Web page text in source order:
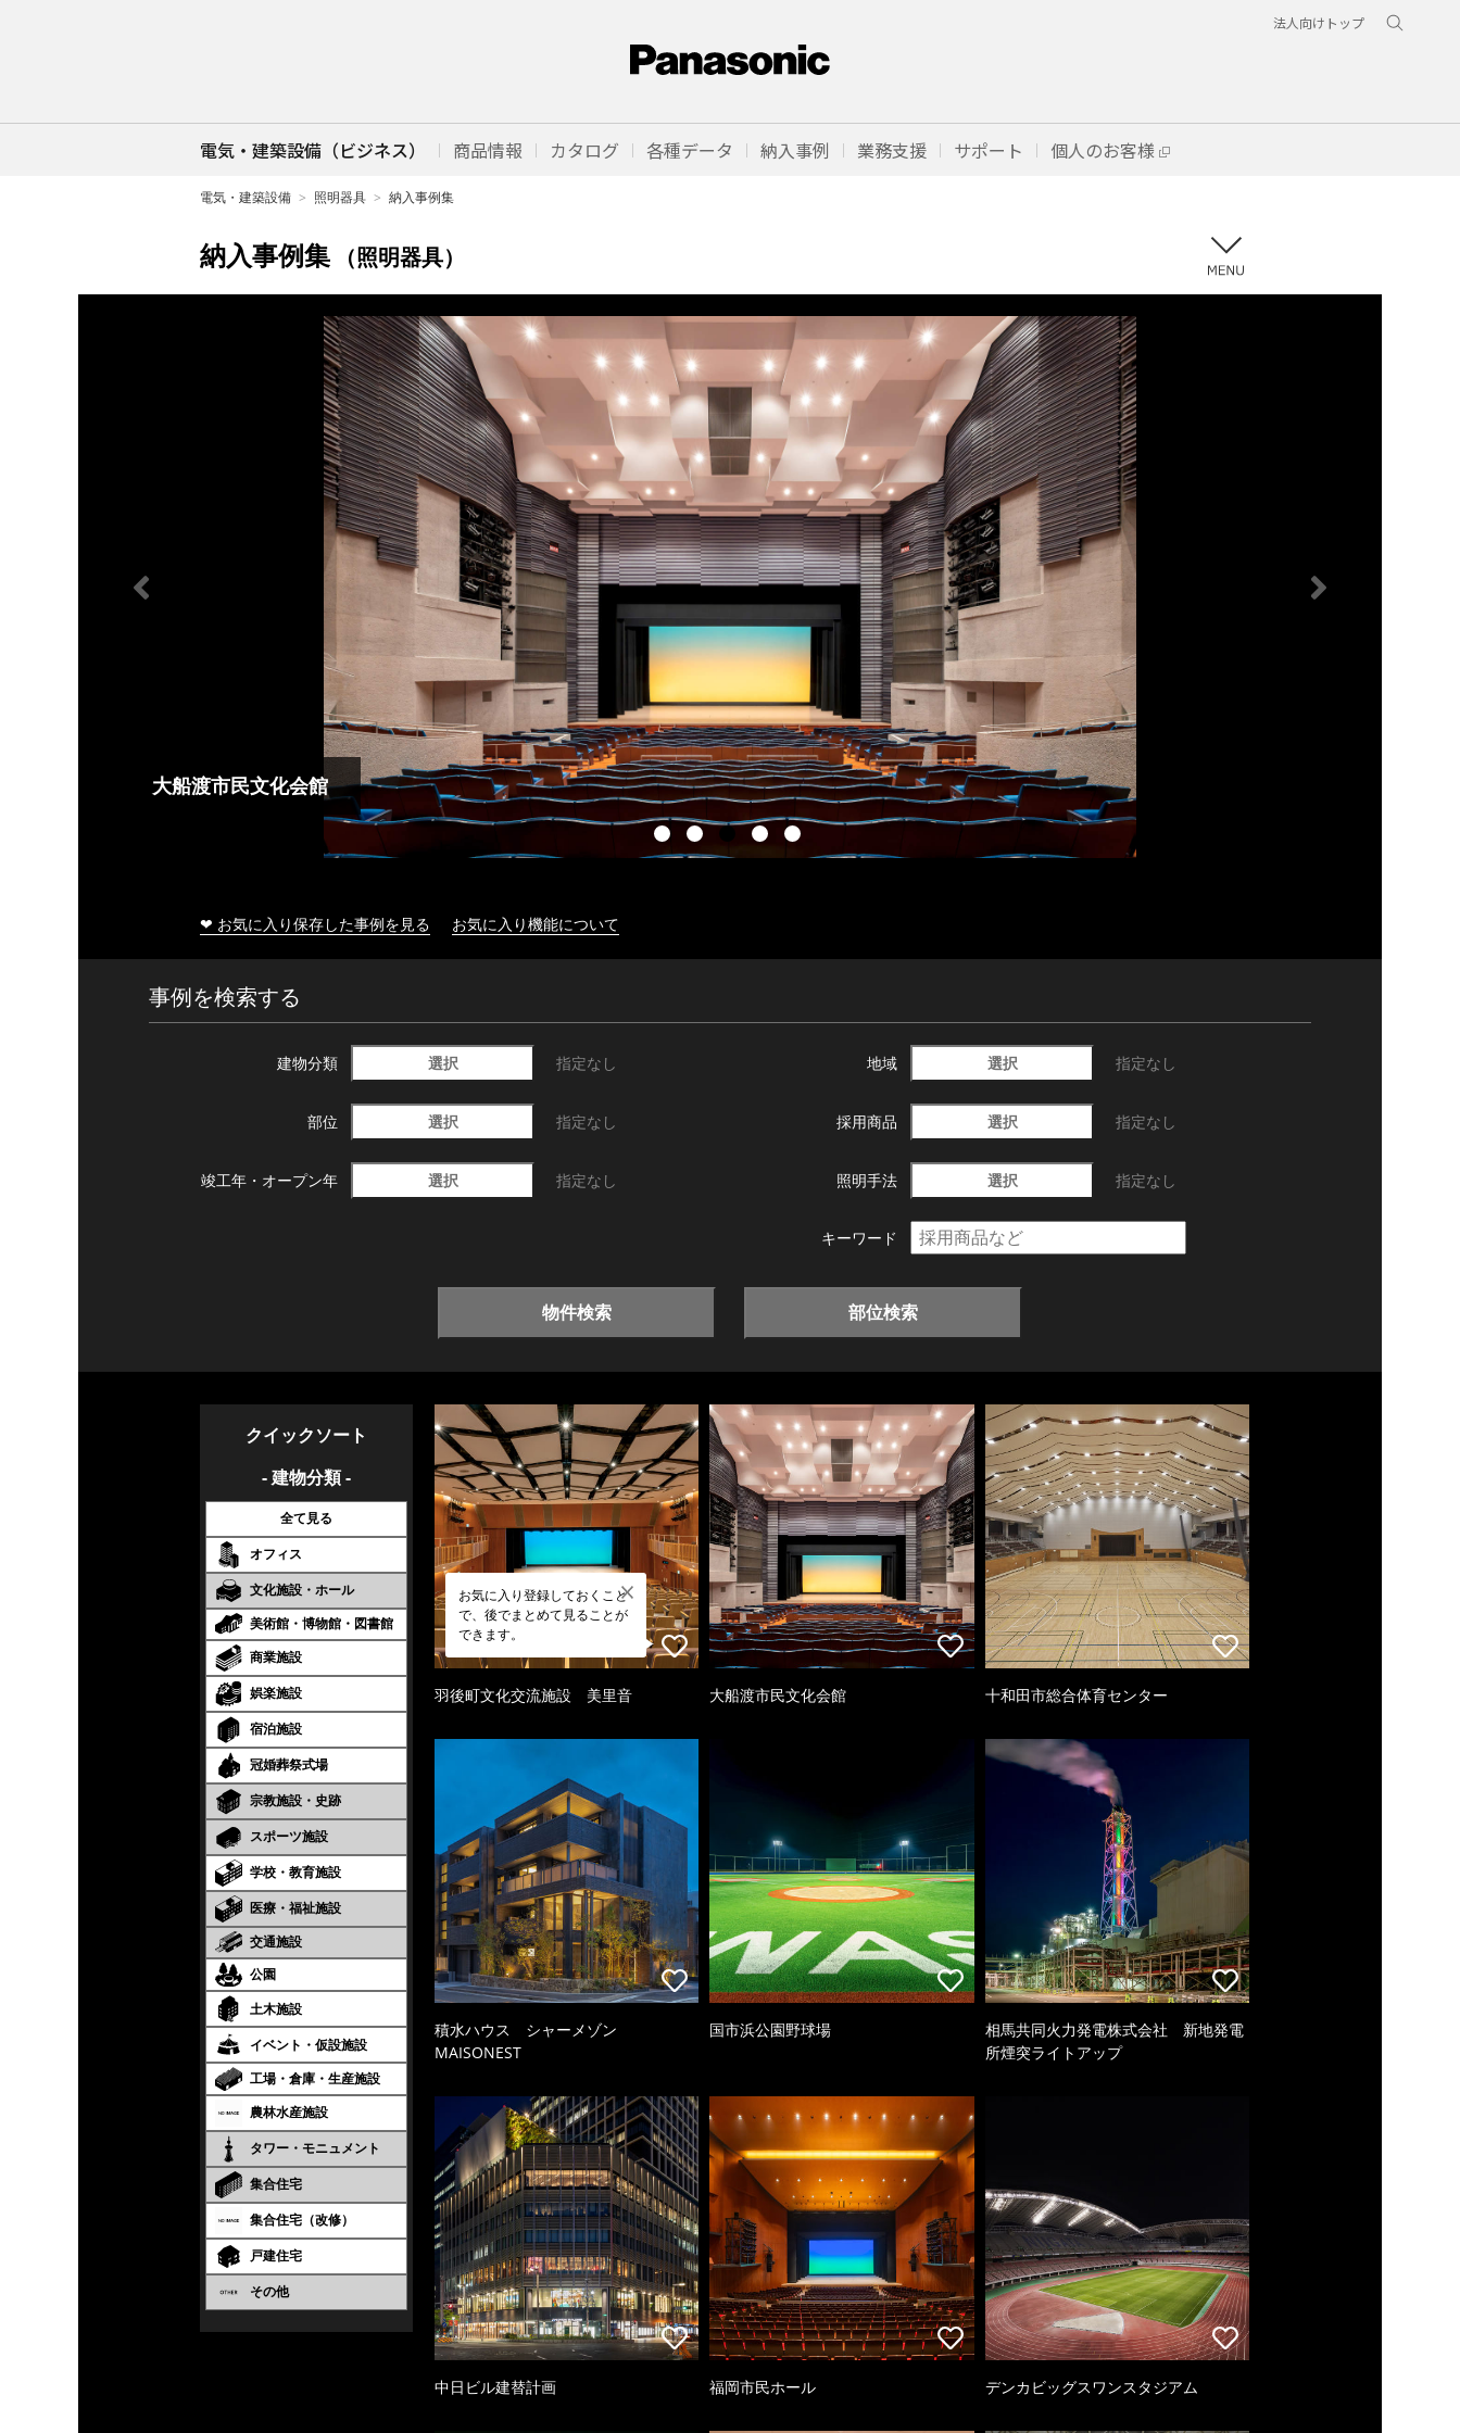
法人向けトップ
電気・建築設備（ビジネス） 商品情報 カタログ 各種データ 納入事例 業務支援 サポート 個人のお客様
電気・建築設備 照明器具 納入事例集
納入事例集 （照明器具）
大船渡市民文化会館
❤ お気に入り保存した事例を見る お気に入り機能について
事例を検索する
建物分類 選択 指定なし 地域 選択 指定なし
部位 選択 指定なし 採用商品 選択 指定なし
竣工年・ オープン年 選択 指定なし 照明手法 選択 指定なし
キーワード
物件検索 部位検索
クイックソート
- 建物分類 -
全て見る
オフィス
文化施設・ホール
美術館・博物館・図書館
商業施設
娯楽施設
宿泊施設
冠婚葬祭式場
宗教施設・史跡
スポーツ施設
学校・教育施設
医療・福祉施設
交通施設
公園
土木施設
イベント・仮設施設
工場・倉庫・生産施設
農林水産施設
タワー・モニュメント
集合住宅
集合住宅（改修）
戸建住宅
その他
お気に入り登録しておくこと
で、後でまとめて見ることが
できます。
羽後町文化交流施設 美里音 大船渡市民文化会館 十和田市総合体育センター
積水ハウス シャーメゾン
MAISONEST
国市浜公園野球場
相馬共同火力発電株式会社 新地発電
所煙突ライトアップ
中日ビル建替計画 福岡市民ホール デンカビッグスワンスタジアム